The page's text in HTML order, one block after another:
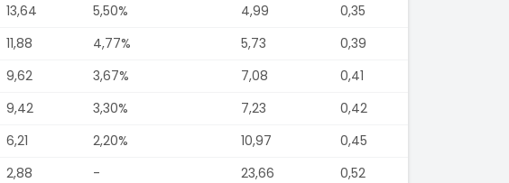
13,64 5,50% 4,99
0,35
11,88 4,77% 5,73
0,39
9,62 3,67% 7,08
0,41
9,42 3,30% 7,23
0,42
6,21 2,20% 10,97
0,45
2,88 - 23,66
0,52